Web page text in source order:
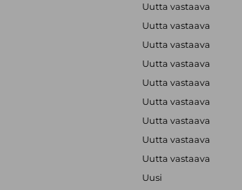
Uutta vastaava
Uutta vastaava
Uutta vastaava
Uutta vastaava
Uutta vastaava
Uutta vastaava
Uutta vastaava
Uutta vastaava
Uutta vastaava
Uusi